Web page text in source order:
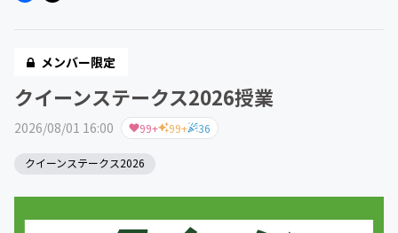
メンバー限定
クイーンステークス2026授業
2026/08/01 16:00 99+ 99+ 36
クイーンステークス2026